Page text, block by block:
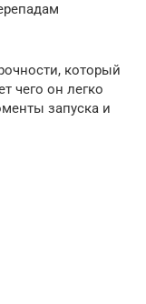
который
чего он легко
запуска и